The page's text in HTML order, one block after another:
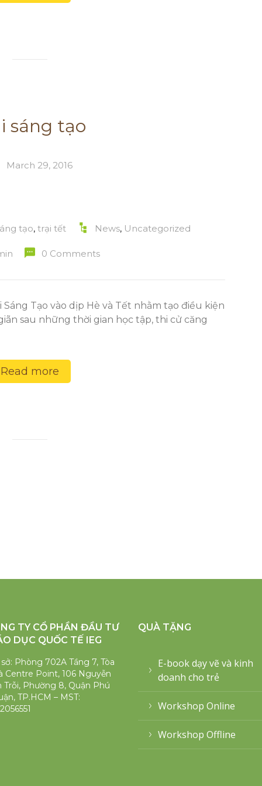
sáng tạo
March 29, 2016
tạo, trại tết News, Uncategorized
0 Comments
Tạo vào dịp Hè và Tết nhằm tạo điều kiện
sau những thời gian học tập, thi cử căng
Read more
TY CỔ PHẦN ĐẦU TƯ
DỤC QUỐC TẾ IEG
Phòng 702A Tầng 7, Tòa
Centre Point, 106 Nguyễn
Trỗi, Phường 8, Quận Phú
TP.HCM – MST:
QUÀ TẶNG
E-book dạy vẽ và kinh
doanh cho trẻ
Workshop Online
Workshop Offline